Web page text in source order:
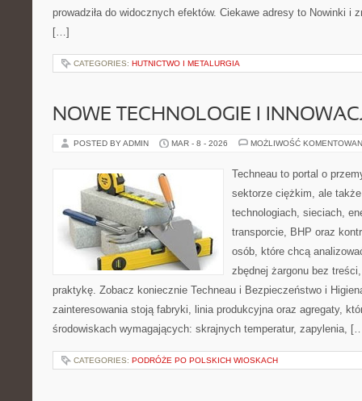
prowadziła do widocznych efektów. Ciekawe adresy to Nowinki i
[…]
CATEGORIES: HUTNICTWO I METALURGIA
NOWE TECHNOLOGIE I
POSTED BY ADMIN MAR - 8 - 2026 MOŻLIWOŚĆ
Techneau to portal o
sektorze ciężkim, ale
technologiach, sieciach,
transporcie, BHP oraz
osób, które chcą
zbędnej żargonu bez
praktykę. Zobacz koniecznie Techneau i Bezpieczeństwo i
zainteresowania stoją fabryki, linia produkcyjna oraz agregaty,
środowiskach wymagających: skrajnych temperatur, zapylenia,
CATEGORIES: PODRÓŻE PO POLSKICH WIOSKACH